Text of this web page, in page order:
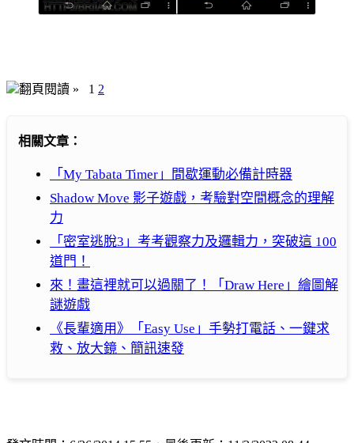
翻頁閱讀 » 1 2
相關文章：
「My Tabata Timer」間歇運動必備計時器
Shadow Move 影子遊戲，考驗對空間概念的理解
力
「密室逃脫3」考考觀察力及邏輯力，突破這 100
道門！
來！畫這裡就可以過關了！「Draw Here」繪圖解
謎遊戲
《長輩適用》「Easy Use」手勢打電話、一鍵求
救、放大鏡、簡訊速發